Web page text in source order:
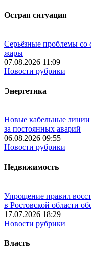
Острая ситуация
Серьёзные проблемы со
жары
07.08.2026 11:09
Новости рубрики
Энергетика
Новые кабельные линии
за постоянных аварий
06.08.2026 09:55
Новости рубрики
Недвижимость
Упрощение правил
в Ростовской области
17.07.2026 18:29
Новости рубрики
Власть